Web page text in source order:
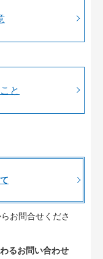
と
お問合せくださ
るお問い合わせ